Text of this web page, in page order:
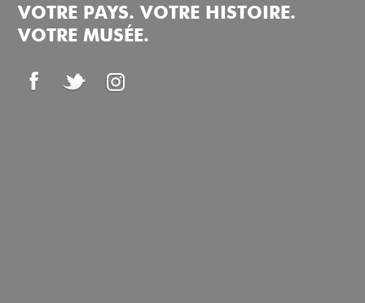
VOTRE PAYS. VOTRE HISTOIRE.
VOTRE MUSÉE.